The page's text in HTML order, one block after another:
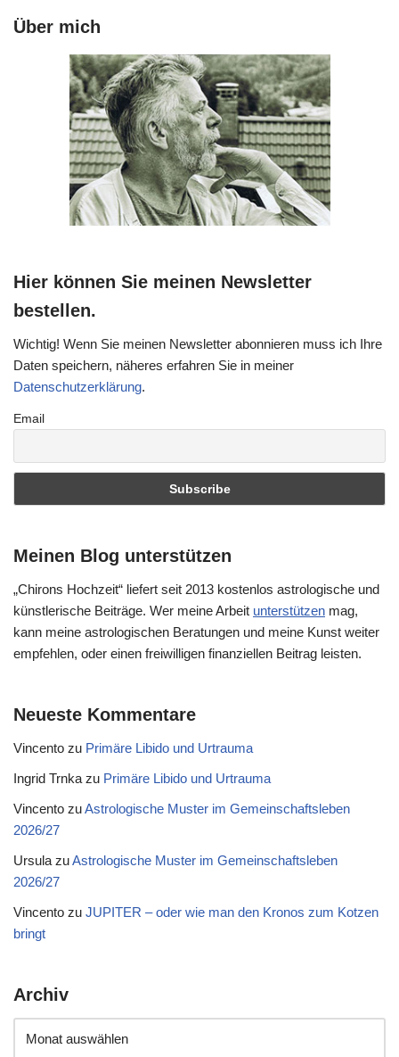
Über mich
Hier können Sie meinen Newsletter
bestellen.
Wichtig! Wenn Sie meinen Newsletter abonnieren muss ich Ihre
Daten speichern, näheres erfahren Sie in meiner
Datenschutzerklärung.
Email
Meinen Blog unterstützen
„Chirons Hochzeit“ liefert seit 2013 kostenlos astrologische und
künstlerische Beiträge. Wer meine Arbeit unterstützen mag,
kann meine astrologischen Beratungen und meine Kunst weiter
empfehlen, oder einen freiwilligen finanziellen Beitrag leisten.
Neueste Kommentare
Vincento zu Primäre Libido und Urtrauma
Ingrid Trnkazu Primäre Libido und Urtrauma
Vincento zuAstrologische Muster im Gemeinschaftsleben
2026/27
UrsulazuAstrologische Muster im Gemeinschaftsleben
2026/27
Vincento zu JUPITER – oder wie man den Kronos zum Kotzen
bringt
Archiv